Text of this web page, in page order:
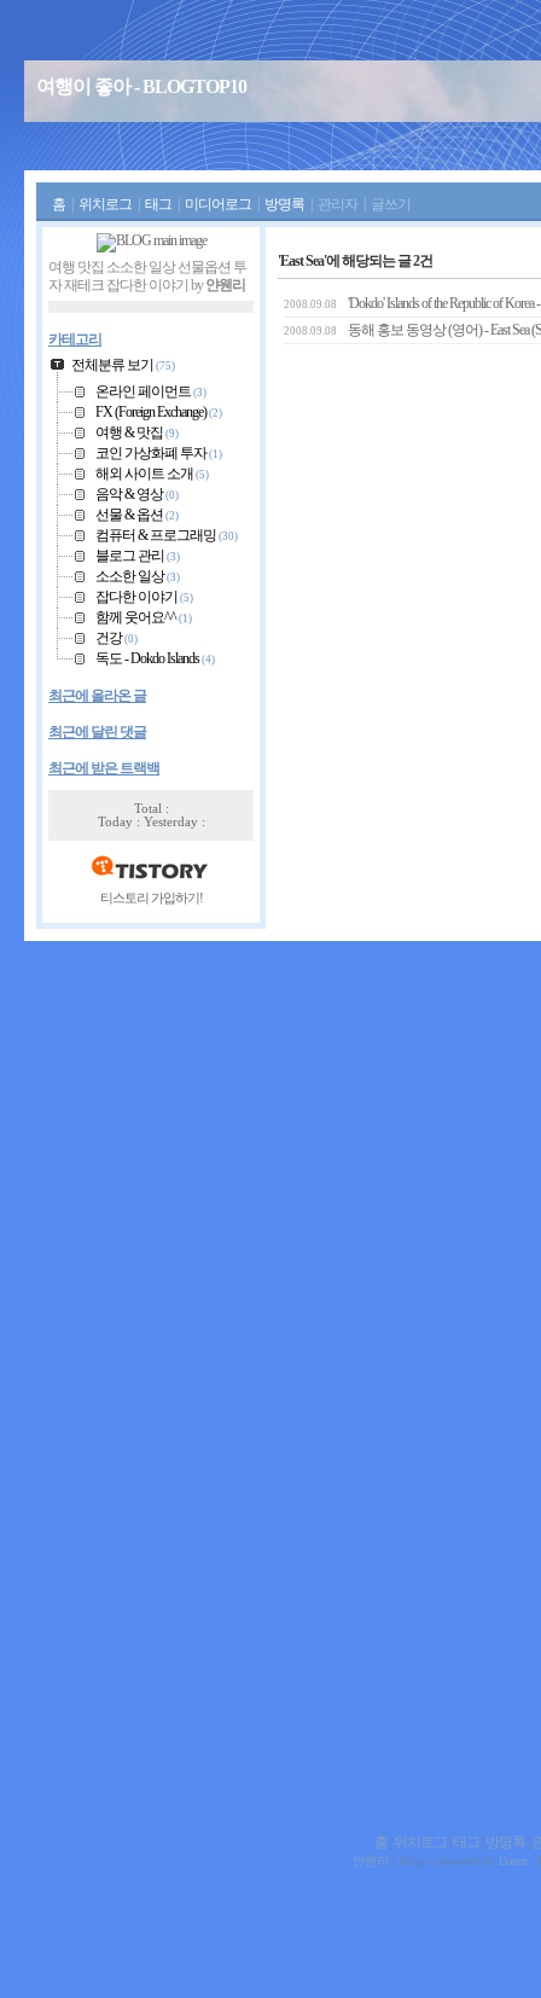
여행이 좋아 - BLOGTOP10
홈 위치로그 태그 미디어로그 방명록 관리자 글쓰기
'East Sea'에 해당되는 글 2건
2008.09.08 'Dokdo' Islands of the Republic of
2008.09.08 동해 홍보 동영상 (영어) - East Sea
여행 맛집 소소한 일상 선물옵션 투
자 재테크 잡다한 이야기 by얀웬리
카테고리
전체분류 보기 (75)
온라인 페이먼트 (3)
FX (Foreign Exchange)(2)
여행 & 맛집 (9)
코인 가상화폐 투자(1)
해외 사이트 소개 (5)
음악 & 영상(0)
선물 & 옵션 (2)
컴퓨터 & 프로그래밍 (30)
블로그 관리 (3)
소소한 일상(3)
잡다한 이야기 (5)
함께 웃어요^^(1)
건강(0)
독도 - Dokdo Islands(4)
최근에 올라온 글
최근에 달린 댓글
최근에 받은 트랙백
Total :
Today : Yesterday :
티스토리 가입하기!
홈| 위치로그| 태그| 방명록|
얀웬리 's Blog is powered by Daum /